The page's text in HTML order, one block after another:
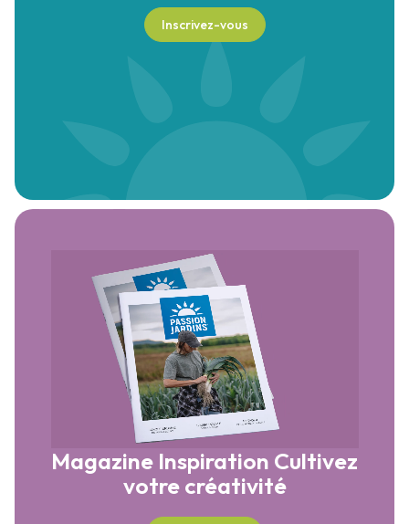
Inscrivez-vous
Magazine Inspiration Cultivez
votre créativité